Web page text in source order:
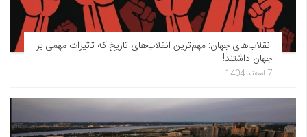
انقلاب‌های جهان: مهم‌ترین انقلاب‌های تاریخ که تاثیرات مهمی بر
جهان داشتند!
7 اسفند 1404